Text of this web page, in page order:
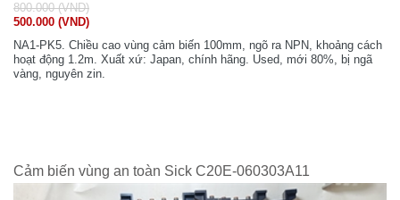
800.000 (VND)
500.000 (VND)
NA1-PK5. Chiều cao vùng cảm biến 100mm, ngõ ra NPN, khoảng cách
hoạt động 1.2m. Xuất xứ: Japan, chính hãng. Used, mới 80%, bị ngã
vàng, nguyên zin.
Cảm biến vùng an toàn Sick C20E-060303A11